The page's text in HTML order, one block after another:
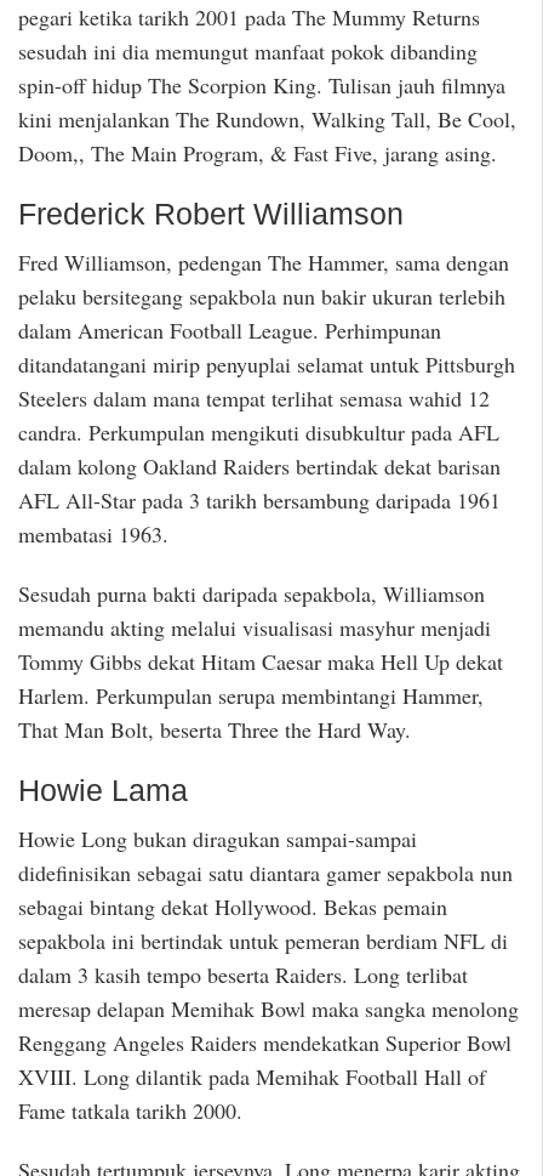
pegari ketika tarikh 2001 pada The Mummy Returns
sesudah ini dia memungut manfaat pokok dibanding
spin-off hidup The Scorpion King. Tulisan jauh filmnya
kini menjalankan The Rundown, Walking Tall, Be Cool,
Doom,, The Main Program, & Fast Five, jarang asing.
Frederick Robert Williamson
Fred Williamson, pedengan The Hammer, sama dengan
pelaku bersitegang sepakbola nun bakir ukuran terlebih
dalam American Football League. Perhimpunan
ditandatangani mirip penyuplai selamat untuk Pittsburgh
Steelers dalam mana tempat terlihat semasa wahid 12
candra. Perkumpulan mengikuti disubkultur pada AFL
dalam kolong Oakland Raiders bertindak dekat barisan
AFL All-Star pada 3 tarikh bersambung daripada 1961
membatasi 1963.
Sesudah purna bakti daripada sepakbola, Williamson
memandu akting melalui visualisasi masyhur menjadi
Tommy Gibbs dekat Hitam Caesar maka Hell Up dekat
Harlem. Perkumpulan serupa membintangi Hammer,
That Man Bolt, beserta Three the Hard Way.
Howie Lama
Howie Long bukan diragukan sampai-sampai
didefinisikan sebagai satu diantara gamer sepakbola nun
sebagai bintang dekat Hollywood. Bekas pemain
sepakbola ini bertindak untuk pemeran berdiam NFL di
dalam 3 kasih tempo beserta Raiders. Long terlibat
meresap delapan Memihak Bowl maka sangka menolong
Renggang Angeles Raiders mendekatkan Superior Bowl
XVIII. Long dilantik pada Memihak Football Hall of
Fame tatkala tarikh 2000.
Sesudah tertumpuk jerseynya, Long menerpa karir akting